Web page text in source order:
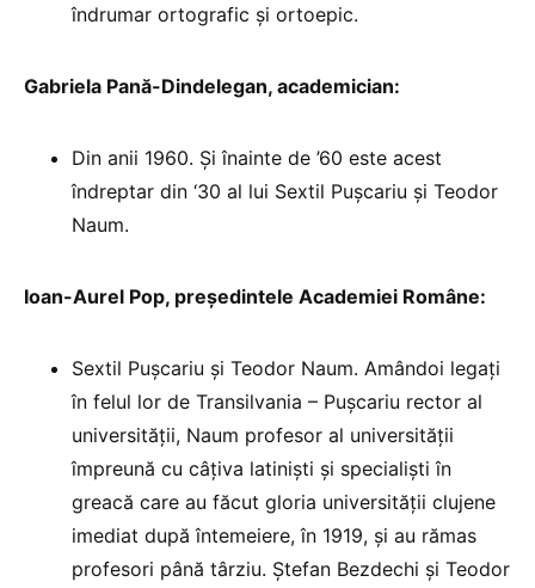
îndrumar ortografic și ortoepic.
Gabriela Pană-Dindelegan, academician:
Din anii 1960. Și înainte de ’60 este acest
îndreptar din ‘30 al lui Sextil Pușcariu și Teodor
Naum.
Ioan-Aurel Pop, președintele Academiei Române:
Sextil Pușcariu și Teodor Naum. Amândoi legați
în felul lor de Transilvania – Pușcariu rector al
universității, Naum profesor al universității
împreună cu câțiva latiniști și specialiști în
greacă care au făcut gloria universității clujene
imediat după întemeiere, în 1919, și au rămas
profesori până târziu. Ștefan Bezdechi și Teodor